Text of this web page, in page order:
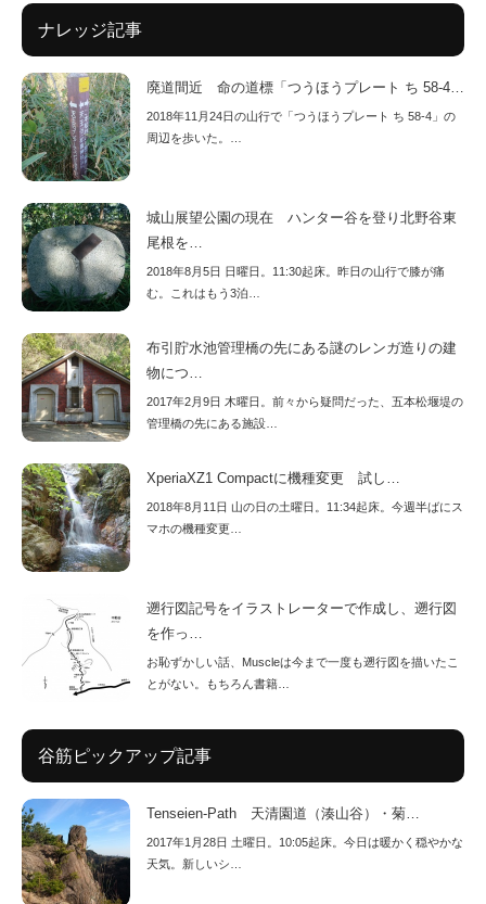
ナレッジ記事
廃道間近 命の道標「つうほうプレート ち 58-4…
2018年11月24日の山行で「つうほうプレート ち 58-4」の
周辺を歩いた。…
城山展望公園の現在 ハンター谷を登り北野谷東
尾根を…
2018年8月5日 日曜日。11:30起床。昨日の山行で膝が痛
む。これはもう3泊…
布引貯水池管理橋の先にある謎のレンガ造りの建
物につ…
2017年2月9日 木曜日。前々から疑問だった、五本松堰堤の
管理橋の先にある施設…
XperiaXZ1 Compactに機種変更 試し…
2018年8月11日 山の日の土曜日。11:34起床。今週半ばにス
マホの機種変更…
遡行図記号をイラストレーターで作成し、遡行図
を作っ…
お恥ずかしい話、Muscleは今まで一度も遡行図を描いたこ
とがない。もちろん書籍…
谷筋ピックアップ記事
Tenseien-Path 天清園道（湊山谷）・菊…
2017年1月28日 土曜日。10:05起床。今日は暖かく穏やかな
天気。新しいシ…